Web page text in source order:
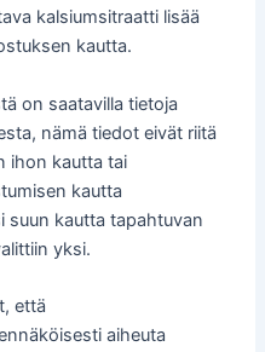
kalsiumsitraatti lisää
kautta.
on saatavilla tietoja
nämä tiedot eivät riitä
ihon kautta tai
kautta
suun kautta tapahtuvan
yksi.
että
aiheuta